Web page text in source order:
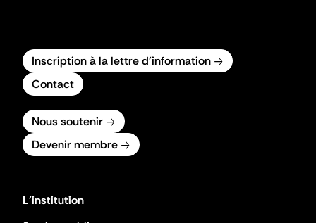
Inscription à la lettre d'information
Contact
Nous soutenir
Devenir membre
L'institution